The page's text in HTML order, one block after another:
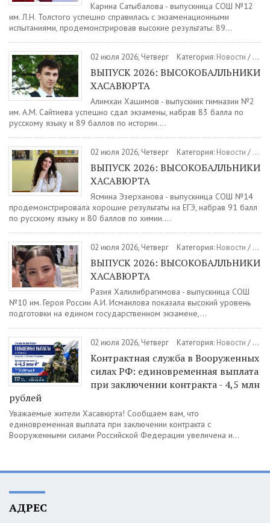
Карина Сатыбалова - выпускница СОШ №12
им. Л.Н. Толстого успешно справилась с экзаменационными
испытаниями, продемонстрировав высокие результаты: 89...
02 июля 2026, Четверг Категория: Новости /
ВЫПУСК 2026: ВЫСОКОБАЛЛЬНИКИ
ХАСАВЮРТА
Алимхан Хашимов - выпускник гимназии №2
им. А.М. Сайтиева успешно сдал экзамены, набрав 83 балла по
русскому языку и 89 баллов по истории....
02 июля 2026, Четверг Категория: Новости /
ВЫПУСК 2026: ВЫСОКОБАЛЛЬНИКИ
ХАСАВЮРТА
Ясмина Эзерханова - выпускница СОШ №14
продемонстрировала хорошие результаты на ЕГЭ, набрав 91 балл
по русскому языку и 80 баллов по химии....
02 июля 2026, Четверг Категория: Новости /
ВЫПУСК 2026: ВЫСОКОБАЛЛЬНИКИ
ХАСАВЮРТА
Разия Халилибрагимова - выпускница СОШ
№10 им. Героя России А.И. Исмаилова показала высокий уровень
подготовки на едином государственном экзамене,...
02 июля 2026, Четверг Категория: Новости /
Контрактная служба в Вооруженных
силах РФ: единовременная выплата
при заключении контракта - 4,5 млн
рублей
Уважаемые жители Хасавюрта! Сообщаем вам, что
единовременная выплата при заключении контракта с
Вооруженными силами Российской Федерации увеличена и...
АДРЕС